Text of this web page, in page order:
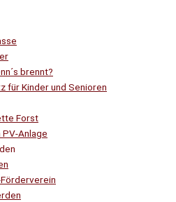
brennt?
für Kinder und Senioren
Forst
PV-Anlage